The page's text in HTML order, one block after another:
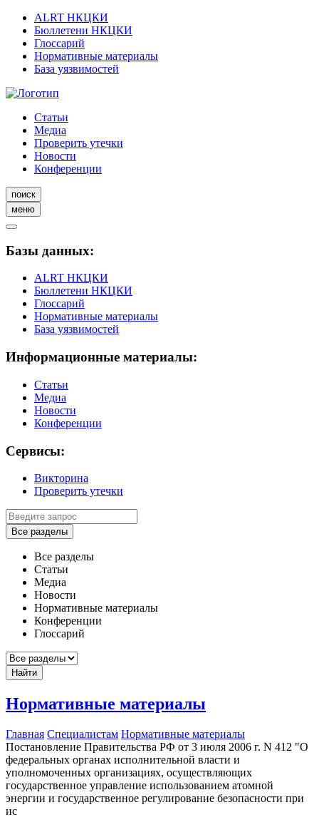
ALRT НКЦКИ
Бюллетени НКЦКИ
Глоссарий
Нормативные материалы
База уязвимостей
Статьи
Медиа
Проверить утечки
Новости
Конференции
поиск
меню
Базы данных:
ALRT НКЦКИ
Бюллетени НКЦКИ
Глоссарий
Нормативные материалы
База уязвимостей
Информационные материалы:
Статьи
Медиа
Новости
Конференции
Сервисы:
Викторина
Проверить утечки
Все разделы
Все разделы
Статьи
Медиа
Новости
Нормативные материалы
Конференции
Глоссарий
Найти
Нормативные материалы
Главная Специалистам Нормативные материалы
Постановление Правительства РФ от 3 июля 2006 г. N 412 "О
федеральных органах исполнительной власти и
уполномоченных организациях, осуществляющих
государственное управление использованием атомной
энергии и государственное регулирование безопасности при
ис